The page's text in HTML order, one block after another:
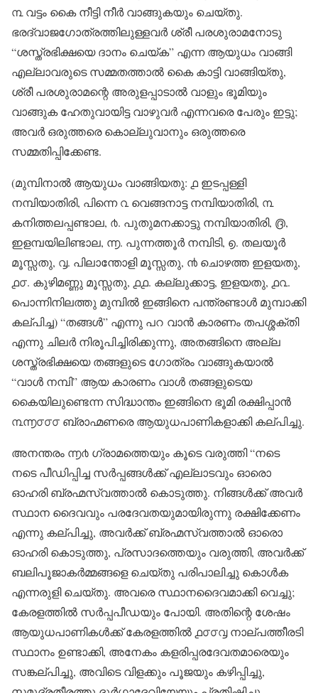
൩ വട്ടം കൈ നീട്ടി നീർ വാങ്ങുകയും ചെയ്തു.
ഭരദ്വാജഗോത്രത്തിലുള്ളവർ ശ്രീ പരശുരാമനോടു
“ശസ്ത്രഭിക്ഷയെ ദാനം ചെയ്ക” എന്ന ആയുധം വാങ്ങി
എല്ലാവരുടെ സമ്മതത്താൽ കൈ കാട്ടി വാങ്ങിയ്തു,
ശ്രീ പരശുരാമന്റെ അരുളപ്പാടാൽ വാളും ഭൂമിയും
വാങ്ങുക ഹേതുവായിട്ട വാഴുവർ എന്നവരെ പേരും ഇട്ടു;
അവർ ഒരുത്തരെ കൊല്ലുവാനും ഒരുത്തരെ
സമ്മതിപ്പിക്കേണ്ട.
(മുമ്പിനാൽ ആയുധം വാങ്ങിയതു: ൧ ഇടപ്പള്ളി
നമ്പിയാതിരി, പിന്നെ ൨ വെങ്ങനാട്ട നമ്പിയാതിരി, ൩
കനിത്തലപ്പണ്ടാല, ൪. പുതുമനക്കാട്ടു നമ്പിയാതിരി, ൫,
ഇളമ്പയിലിണ്ടാല, ൬. പുന്നത്തൂർ നമ്പിടി, ൭. തലയൂർ
മൂസ്സതു, ൮. പിലാന്തോളി മൂസ്സതു, ൯ ചൊഴത്ത ഇളയതു,
൧൦. കുഴിമണ്ണു മൂസ്സതു, ൧൧. കല്ലുക്കാട്ട, ഇളയതു, ൧൨.
പൊന്നിനിലത്തു മുമ്പിൽ ഇങ്ങിനെ പന്ത്രണ്ടാൾ മുമ്പാക്കി
കല്പിച്ച) “തങ്ങൾ” എന്നു പറ വാൻ കാരണം തപശ്ശക്തി
എന്നു ചിലർ നിരൂപിച്ചിരിക്കുന്നു, അതങ്ങിനെ അല്ല
ശസ്ത്രഭിക്ഷയെ തങ്ങളുടെ ഗോത്രം വാങ്ങുകയാൽ
“വാൾ നമ്പി” ആയ കാരണം വാൾ തങ്ങളുടെയ
കൈയിലുണ്ടെന്ന സിദ്ധാന്തം ഇങ്ങിനെ ഭൂമി രക്ഷിപ്പാൻ
൩൬൦൦൦ ബ്രാഹ്മണരെ ആയുധപാണികളാക്കി കല്പിച്ചു.
അനന്തരം ൬൪ ഗ്രാമത്തെയും കൂടെ വരുത്തി “നടെ
നടെ പീഡിപ്പിച്ച സർപ്പങ്ങൾക്ക് എല്ലാടവും ഓരൊ
ഓഹരി ബ്രഹ്മസ്വത്താൽ കൊടുത്തു. നിങ്ങൾക്ക് അവർ
സ്ഥാന ദൈവവും പരദേവതയുമായിരുന്നു രക്ഷിക്കേണം
എന്നു കല്പിച്ചു, അവർക്ക് ബ്രഹ്മസ്വത്താൽ ഓരൊ
ഓഹരി കൊടുത്തു, പ്രസാദത്തെയും വരുത്തി, അവർക്ക്
ബലിപൂജാകർമ്മങ്ങളെ ചെയ്തു പരിപാലിച്ചു കൊൾക
എന്നരുളി ചെയ്തു. അവരെ സ്ഥാനദൈവമാക്കി വെച്ചു;
കേരളത്തിൽ സർപ്പപീഡയും പോയി. അതിന്റെ ശേഷം
ആയുധപാണികൾക്ക് കേരളത്തിൽ ൧൦൦൮ നാല്പത്തീരടി
സ്ഥാനം ഉണ്ടാക്കി, അനേകം കളരിപ്പരദേവതമാരെയും
സങ്കല്പിച്ചു, അവിടെ വിളക്കും പൂജയും കഴിപ്പിച്ചു,